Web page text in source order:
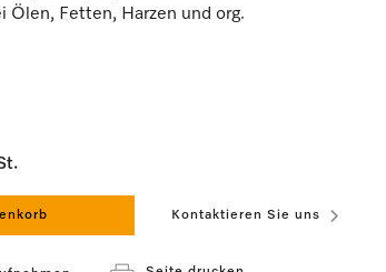
Ölen, Fetten, Harzen und org.
Kontaktieren Sie uns